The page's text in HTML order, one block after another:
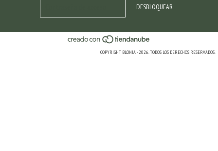
COPYRIGHT BLONIA - 2026. TODOS LOS DERECHOS RESERVADOS.